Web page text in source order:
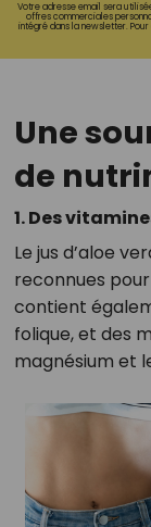
Votre adresse email sera
offres commerciales
intégré dans la newsletter.
Une
de
1. Des
Le jus d’aloe
reconnues
contient
folique, et des
magnésium et